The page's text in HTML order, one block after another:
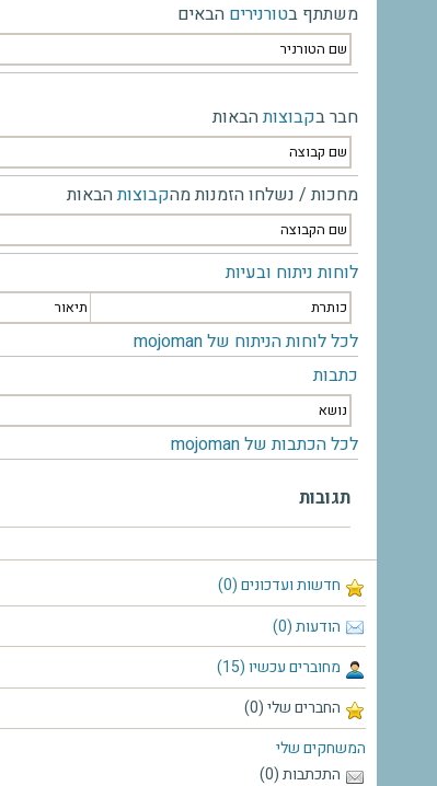
חדשות ועדכונים (0)
הודעות (0)
מחוברים עכשיו (15)
החברים שלי (0)
המשחקים שלי
התכתבות (0)
משתתף בטורנירים הבאים
שם הטורניר
חבר בקבוצותהבאות
שם קבוצה
מחכות / נשלחו הזמנות מהקבוצותהבאות
שם הקבוצה
לוחות ניתוח ובעיות
כותרת תיאור
לכל לוחות הניתוח של mojoman
כתבות
נושא
לכל הכתבות של mojoman
תגובות